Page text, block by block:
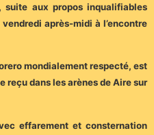
aux propos inqualifiables
après-midi à l’encontre
mondialement respecté, est
reçu dans les arènes de Aire sur
effarement et consternation